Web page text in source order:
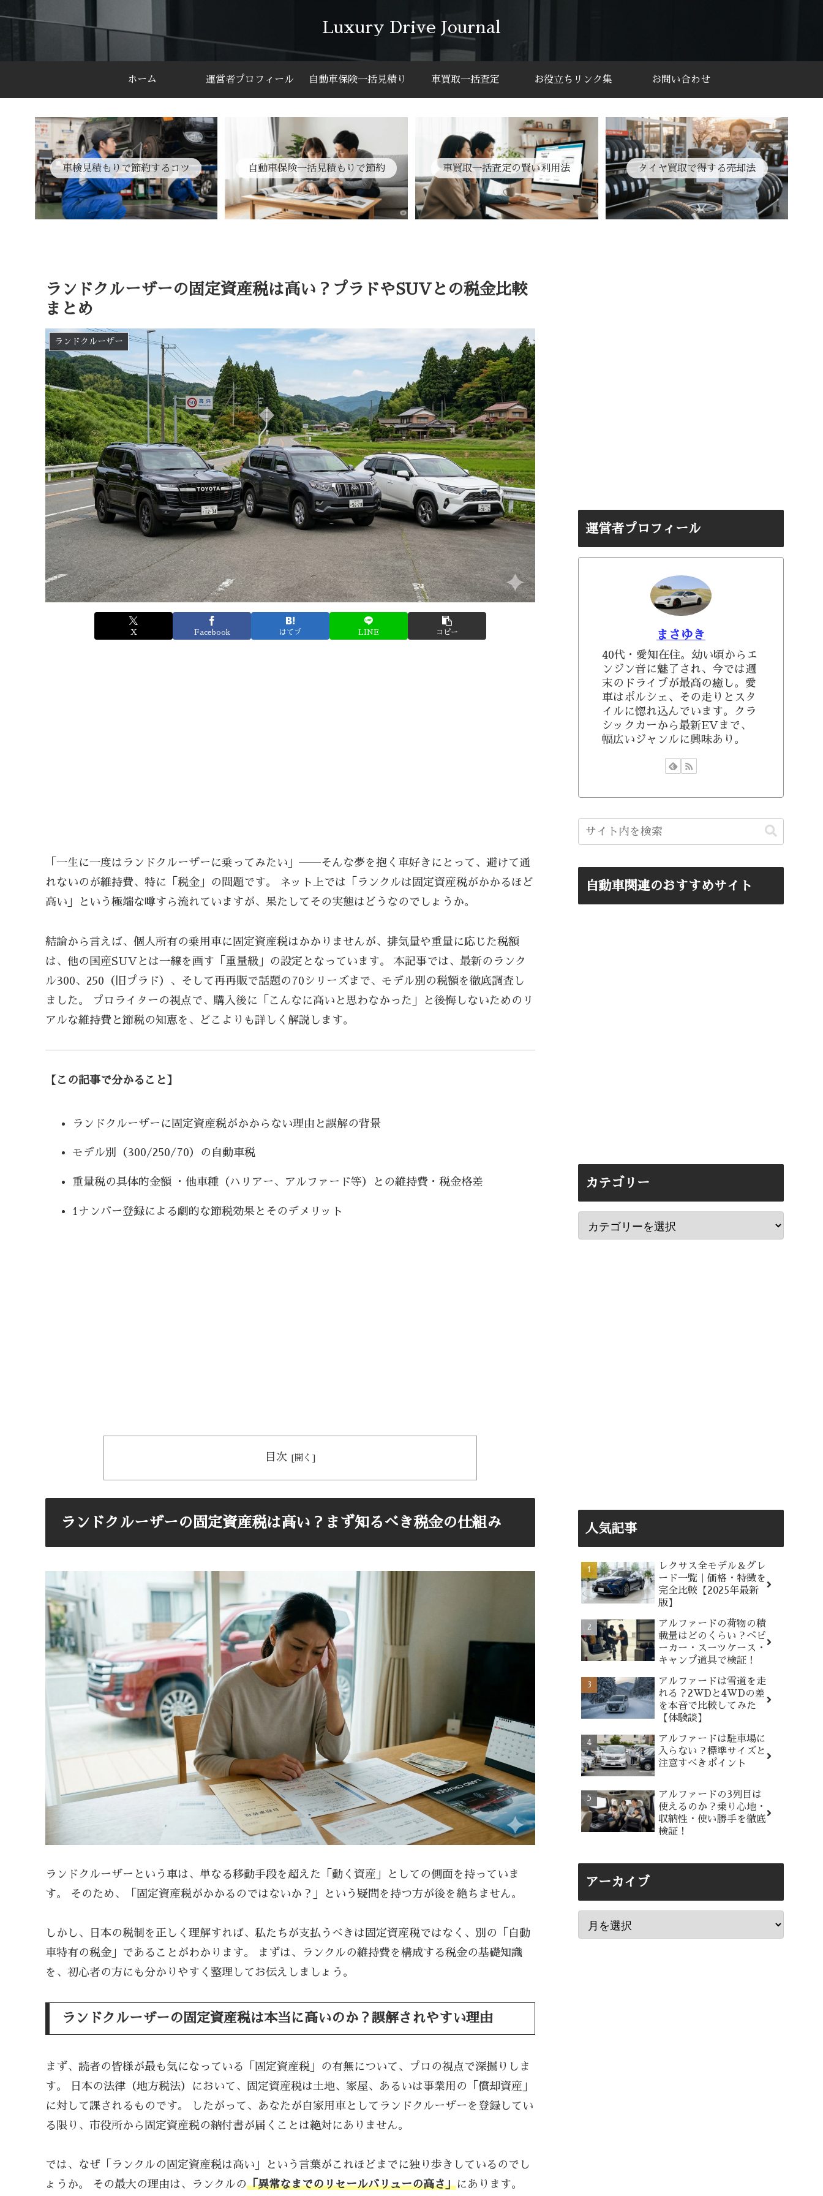
Luxury Drive Journal
ホーム 運営者プロフィール 自動車保険一括見積り 車買取一括査定 お役立ちリンク集 お問い合わせ
車検見積もりで節約するコツ 自動車保険一括見積もりで節約 車買取一括査定の賢い利用法 タイヤ買取で得する売却法
ランドクルーザーの固定資産税は高い？プラドやSUVとの税金比較
まとめ
ランドクルーザー
X Facebook はてブ LINE コピー
「一生に一度はランドクルーザーに乗ってみたい」――そんな夢を抱く車好きにとって、避けて通
れないのが維持費、特に「税金」の問題です。 ネット上では「ランクルは固定資産税がかかるほど
高い」という極端な噂すら流れていますが、果たしてその実態はどうなのでしょうか。
結論から言えば、個人所有の乗用車に固定資産税はかかりませんが、排気量や重量に応じた税額
は、他の国産SUVとは一線を画す「重量級」の設定となっています。 本記事では、最新のランク
ル300、250（旧プラド）、そして再再販で話題の70シリーズまで、モデル別の税額を徹底調査し
ました。 プロライターの視点で、購入後に「こんなに高いと思わなかった」と後悔しないためのリ
アルな維持費と節税の知恵を、どこよりも詳しく解説します。
【この記事で分かること】
ランドクルーザーに固定資産税がかからない理由と誤解の背景
モデル別（300/250/70）の自動車税
重量税の具体的金額 ・他車種（ハリアー、アルファード等）との維持費・税金格差
1ナンバー登録による劇的な節税効果とそのデメリット
目次
ランドクルーザーの固定資産税は高い？まず知るべき税金の仕組み
ランドクルーザーという車は、単なる移動手段を超えた「動く資産」としての側面を持っていま
す。 そのため、「固定資産税がかかるのではないか？」という疑問を持つ方が後を絶ちません。
しかし、日本の税制を正しく理解すれば、私たちが支払うべきは固定資産税ではなく、別の「自動
車特有の税金」であることがわかります。 まずは、ランクルの維持費を構成する税金の基礎知識
を、初心者の方にも分かりやすく整理してお伝えしましょう。
ランドクルーザーの固定資産税は本当に高いのか？誤解されやすい理由
まず、読者の皆様が最も気になっている「固定資産税」の有無について、プロの視点で深掘りしま
す。 日本の法律（地方税法）において、固定資産税は土地、家屋、あるいは事業用の「償却資産」
に対して課されるものです。 したがって、あなたが自家用車としてランドクルーザーを登録してい
る限り、市役所から固定資産税の納付書が届くことは絶対にありません。
では、なぜ「ランクルの固定資産税は高い」という言葉がこれほどまでに独り歩きしているのでし
ょうか。 その最大の理由は、ランクルの「異常なまでのリセールバリューの高さ」にあります。
運営者プロフィール
まさゆき
40代・愛知在住。幼い頃からエ
ンジン音に魅了され、今では週
末のドライブが最高の癒し。愛
車はポルシェ、その走りとスタ
イルに惚れ込んでいます。クラ
シックカーから最新EVまで、
幅広いジャンルに興味あり。
自動車関連のおすすめサイト
カテゴリー
人気記事
レクサス全モデル＆グレ
ード一覧｜価格・特徴を
完全比較【2025年最新
版】
アルファードの荷物の積
載量はどのくらい？ベビ
ーカー・スーツケース・
キャンプ道具で検証！
アルファードは雪道を走
れる？2WDと4WDの差
を本音で比較してみた
【体験談】
アルファードは駐車場に
入らない？標準サイズと
注意すべきポイント
アルファードの3列目は
使えるのか？乗り心地・
収納性・使い勝手を徹底
検証！
アーカイブ